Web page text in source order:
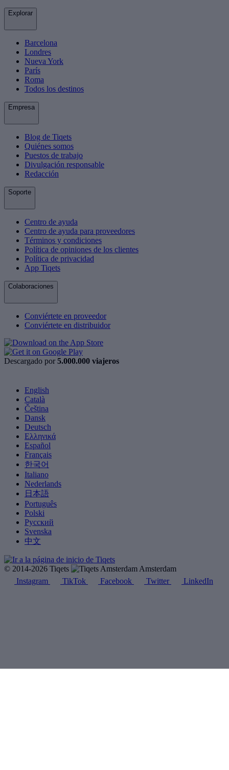
Explorar
Barcelona
Londres
Nueva York
París
Roma
Todos los destinos
Empresa
Blog de Tiqets
Quiénes somos
Puestos de trabajo
Divulgación responsable
Redacción
Soporte
Centro de ayuda
Centro de ayuda para proveedores
Términos y condiciones
Política de opiniones de los clientes
Política de privacidad
App Tiqets
Colaboraciones
Conviértete en proveedor
Conviértete en distribuidor
Descargado por 5.000.000 viajeros
English
Català
Čeština
Dansk
Deutsch
Ελληνικά
Español
Français
한국어
Italiano
Nederlands
日本語
Português
Polski
Русский
Svenska
中文
© 2014-2026 Tiqets
Amsterdam
Instagram
TikTok Facebook Twitter LinkedIn